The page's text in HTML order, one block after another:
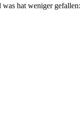
was hat weniger